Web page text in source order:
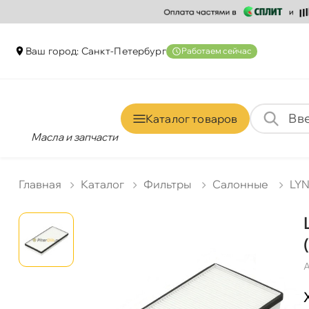
аш город: Санкт-Петербур Работаем сейчас
Масла и запчасти
Каталог товаро
Главная Катало Фильтры Салонные